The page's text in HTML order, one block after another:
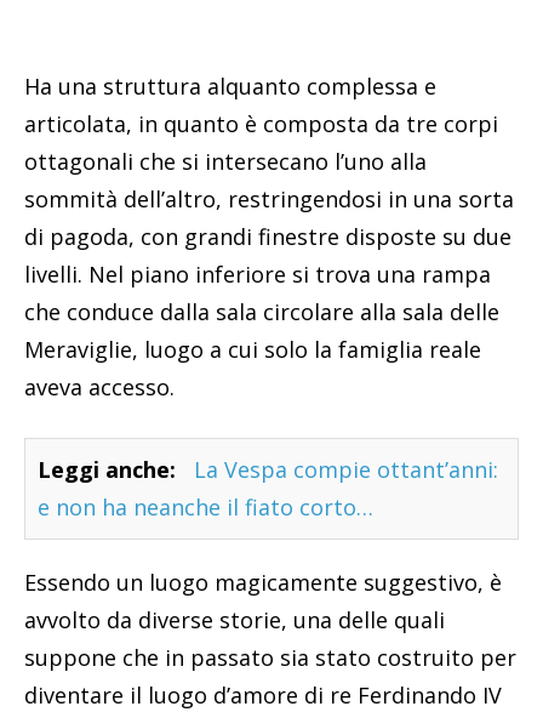
Ha una struttura alquanto complessa e
articolata, in quanto è composta da tre corpi
ottagonali che si intersecano l’uno alla
sommità dell’altro, restringendosi in una sorta
di pagoda, con grandi finestre disposte su due
livelli. Nel piano inferiore si trova una rampa
che conduce dalla sala circolare alla sala delle
Meraviglie, luogo a cui solo la famiglia reale
aveva accesso.
Leggi anche:
La Vespa compie ottant’anni:
e non ha neanche il fiato corto…
Essendo un luogo magicamente suggestivo, è
avvolto da diverse storie, una delle quali
suppone che in passato sia stato costruito per
diventare il luogo d’amore di re Ferdinando IV